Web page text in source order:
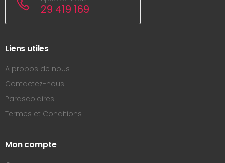
29 419 169
Liens utiles
A propos de nous
Contactez-nous
Parascolaires
Termes et Conditions
Mon compte